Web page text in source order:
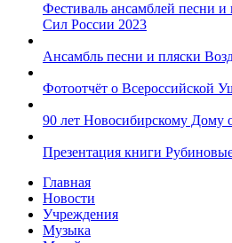
Фестиваль ансамблей песни
Сил России 2023
Ансамбль песни и пляски
Фотоотчёт о Всероссийской
90 лет Новосибирскому Дому
Презентация книги
Главная
Новости
Учреждения
Музыка